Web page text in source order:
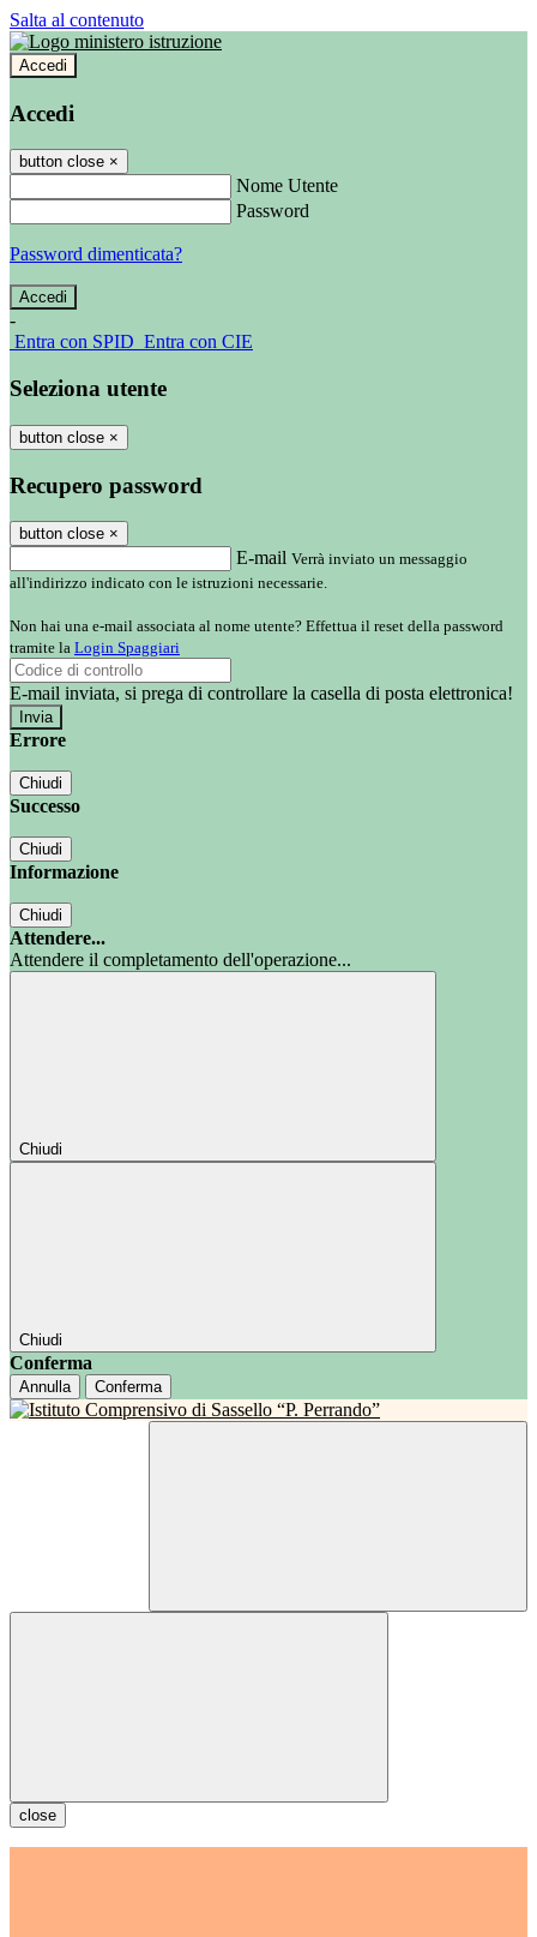
Salta al contenuto
Accedi
Accedi
button close ×
Nome Utente
Password
Password dimenticata?
-
Entra con SPID Entra con CIE
Seleziona utente
button close ×
Recupero password
button close ×
E-mail Verrà inviato un messaggio
all'indirizzo indicato con le istruzioni necessarie.
Non hai una e-mail associata al nome utente? Effettua il reset della password
tramite la Login Spaggiari
E-mail inviata, si prega di controllare la casella di posta elettronica!
Errore
Chiudi
Successo
Chiudi
Informazione
Chiudi
Attendere...
Attendere il completamento dell'operazione...
Chiudi
Chiudi
Conferma
Annulla Conferma
close